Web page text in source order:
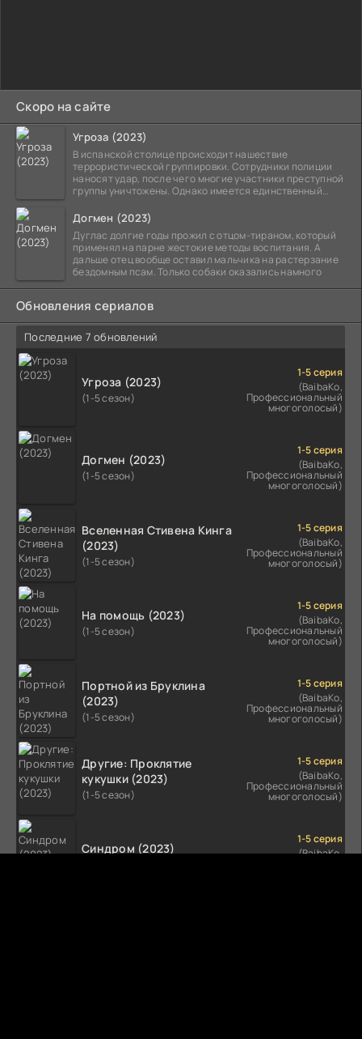
Скоро на сайте
Угроза (2023)
В испанской столице происходит нашествие
террористической группировки. Сотрудники полиции
наносят удар, после чего многие участники преступной
группы уничтожены. Однако имеется единственный
Догмен (2023)
Дуглас долгие годы прожил с отцом-тираном, который
применял на парне жестокие методы воспитания. А
дальше отец вообще оставил мальчика на растерзание
бездомным псам. Только собаки оказались намного
Обновления сериалов
Последние 7 обновлений
Угроза (2023)
(1-5 сезон)
1-5 серия
(BaibaKo,
Профессиональный
многоголосый)
Догмен (2023)
(1-5 сезон)
1-5 серия
(BaibaKo,
Профессиональный
многоголосый)
Вселенная Стивена Кинга
(2023)
(1-5 сезон)
1-5 серия
(BaibaKo,
Профессиональный
многоголосый)
На помощь (2023)
(1-5 сезон)
1-5 серия
(BaibaKo,
Профессиональный
многоголосый)
Портной из Бруклина
(2023)
(1-5 сезон)
1-5 серия
(BaibaKo,
Профессиональный
многоголосый)
Другие: Проклятие
кукушки (2023)
(1-5 сезон)
1-5 серия
(BaibaKo,
Профессиональный
многоголосый)
Синдром (2023)
1-5 серия
(BaibaKo,